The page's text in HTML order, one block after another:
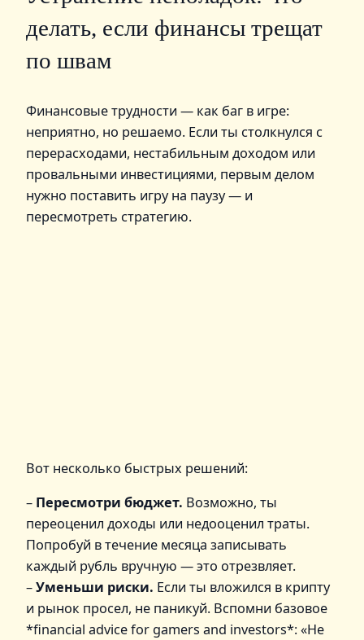
делать, если финансы трещат
по швам
Финансовые трудности — как баг в игре:
неприятно, но решаемо. Если ты столкнулся с
перерасходами, нестабильным доходом или
провальными инвестициями, первым делом
нужно поставить игру на паузу — и
пересмотреть стратегию.
Вот несколько быстрых решений:
– Пересмотри бюджет. Возможно, ты
переоценил доходы или недооценил траты.
Попробуй в течение месяца записывать
каждый рубль вручную — это отрезвляет.
–Уменьши риски. Если ты вложился в крипту
и рынок просел, не паникуй. Вспомни базовое
*financial advice for gamers and investors*: «Не